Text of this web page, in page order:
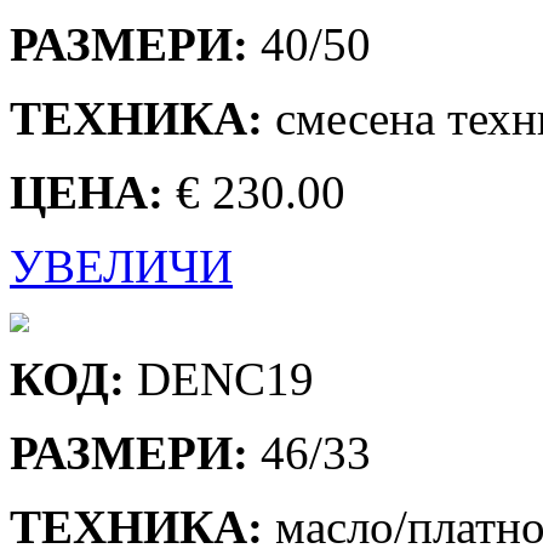
РАЗМЕРИ: 40/50
ТЕХНИКА: смесена
ЦЕНА: € 230.00
УВЕЛИЧИ
КОД: DENC19
РАЗМЕРИ: 46/33
ТЕХНИКА: масло/